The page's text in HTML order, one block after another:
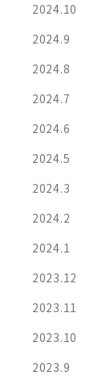
2024.10
2024.9
2024.8
2024.7
2024.6
2024.5
2024.3
2024.2
2024.1
2023.12
2023.11
2023.10
2023.9